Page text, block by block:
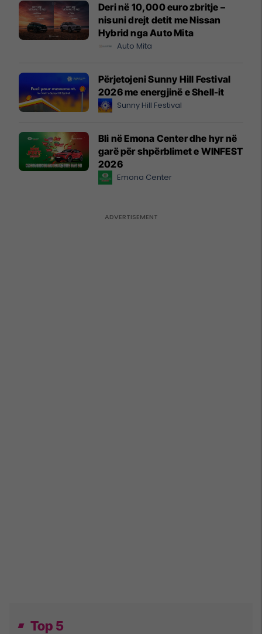
Deri në 10,000 euro zbritje –
nisuni drejt detit me Nissan
Hybrid nga Auto Mita
Auto Mita
Përjetojeni Sunny Hill Festival
2026 me energjinë e Shell-it
Sunny Hill Festival
Bli në Emona Center dhe hyr në
garë për shpërblimet e WINFEST
2026
Emona Center
Top 5